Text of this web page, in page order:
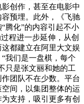
创作，甚至在电影中
预埋。此外，《飞驰
腾化”的内容引起不小
程进一步延伸，从创
都建立在阿里大文娱
我们是一盘棋，每个
只是张文丽和她的工
团队不在少数。平台
间，以集团整体的运
支持，吸引更多有创